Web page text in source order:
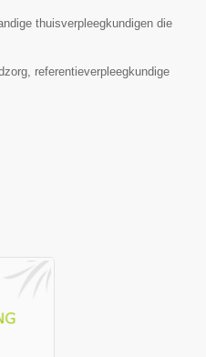
thuisverpleegkundigen die
referentieverpleegkundige